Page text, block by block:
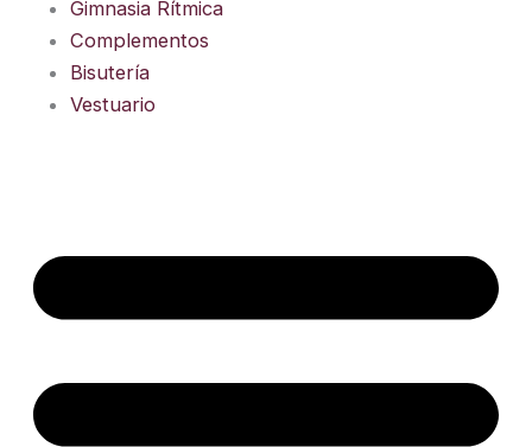
Gimnasia Rítmica
Complementos
Bisutería
Vestuario